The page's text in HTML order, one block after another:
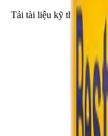
Tải tài liệu kỹ thuật